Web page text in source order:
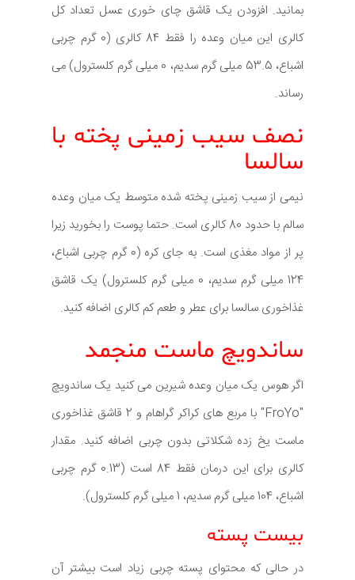
بمانید. افزودن یک قاشق چای خوری عسل تعداد کل
کالری این میان وعده را فقط 84 کالری (0 گرم چربی
اشباع، 53.5 میلی گرم سدیم، 0 میلی گرم کلسترول) می
رساند.
نصف سیب زمینی پخته با
سالسا
نیمی از سیب زمینی پخته شده متوسط یک میان وعده
سالم با حدود 80 کالری است. حتما پوست را بخورید زیرا
پر از مواد مغذی است. به جای کره (0 گرم چربی اشباع،
124 میلی گرم سدیم، 0 میلی گرم کلسترول) یک قاشق
غذاخوری سالسا برای عطر و طعم کم کالری اضافه کنید.
ساندویچ ماست منجمد
اگر هوس یک میان وعده شیرین می کنید یک ساندویچ
"FroYo" با مربع های کراکر گراهام و 2 قاشق غذاخوری
ماست یخ زده شکلاتی بدون چربی اضافه کنید. مقدار
کالری برای این درمان فقط 84 است (0.13 گرم چربی
اشباع، 104 میلی گرم سدیم، 1 میلی گرم کلسترول).
بیست پسته
در حالی که محتوای پسته چربی زیاد است بیشتر آن